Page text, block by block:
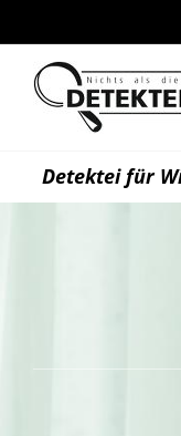
Inhalt
springen
Detektei für